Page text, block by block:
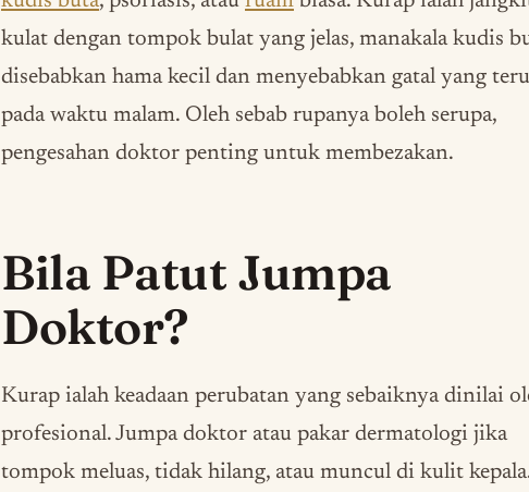
kulat dengan tompok bulat yang jelas, manakala kudis
disebabkan hama kecil dan menyebabkan gatal yang
pada waktu malam. Oleh sebab rupanya boleh serupa,
pengesahan doktor penting untuk membezakan.
Bila Patut Jumpa
Doktor?
Kurap ialah keadaan perubatan yang sebaiknya dinilai
profesional. Jumpa doktor atau pakar dermatologi jika
tompok meluas, tidak hilang, atau muncul di kulit